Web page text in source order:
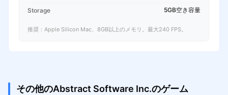
Storage 5GB空き容量
推奨：Apple Silicon Mac、8GB以上のメモリ。最大240 FPS。
その他のAbstract Software Inc.のゲーム